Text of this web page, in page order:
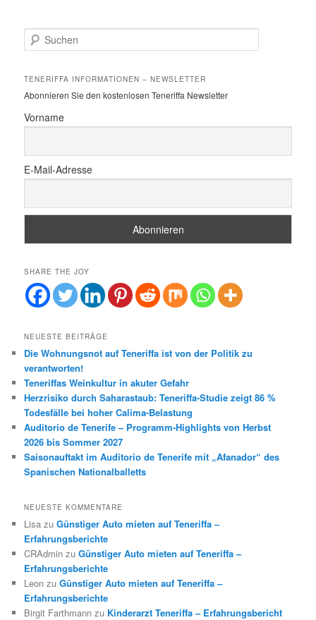
u
h
n
TENERIFFA INFORMATIONEN – NEWSLETTER
Abonnieren Sie den kostenlosen Teneriffa Newsletter
Vorname
E-Mail-Adresse
SHARE THE JOY
NEUESTE BEITRÄGE
Die Wohnungsnot auf Teneriffa ist von der Politik zu
verantworten!
Teneriffas Weinkultur in akuter Gefahr
Herzrisiko durch Saharastaub: Teneriffa-Studie zeigt 86 %
Todesfälle bei hoher Calima-Belastung
Auditorio de Tenerife – Programm-Highlights von Herbst
2026 bis Sommer 2027
Saisonauftakt im Auditorio de Tenerife mit „Afanador“ des
Spanischen Nationalballetts
NEUESTE KOMMENTARE
Lisa zuGünstiger Auto mieten auf Teneriffa –
Erfahrungsberichte
CRAdmin zuGünstiger Auto mieten auf Teneriffa –
Erfahrungsberichte
Leon zuGünstiger Auto mieten auf Teneriffa –
Erfahrungsberichte
Birgit Farthmann zu Kinderarzt Teneriffa – Erfahrungsbericht